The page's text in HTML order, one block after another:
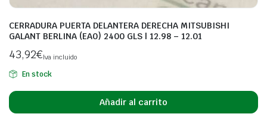
CERRADURA PUERTA DELANTERA DERECHA MITSUBISHI
GALANT BERLINA (EA0) 2400 GLS | 12.98 – 12.01
43,92€Iva incluido
En stock
Añadir al carrito